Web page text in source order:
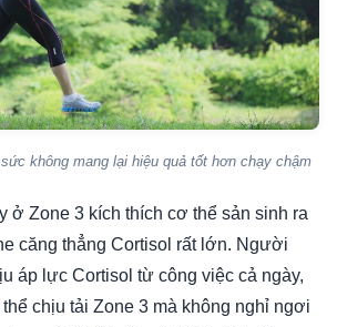
không mang lại hiệu quả tốt hơn chạy chậm
ở Zone 3 kích thích cơ thể sản sinh ra
căng thẳng Cortisol rất lớn. Người
áp lực Cortisol từ công việc cả ngày,
chịu tải Zone 3 mà không nghỉ ngơi